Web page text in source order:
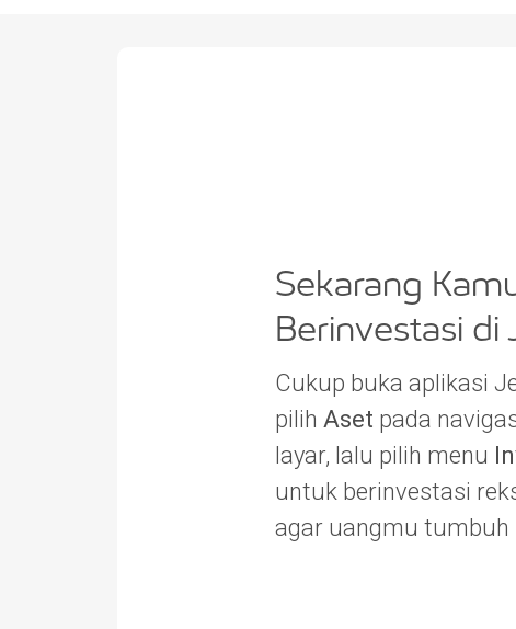
Sekarang
Berinvestasi di
Cukup buka aplikasi
pilih Aset pada
layar, lalu pilih menu
untuk berinvestasi
agar uangmu tumbuh